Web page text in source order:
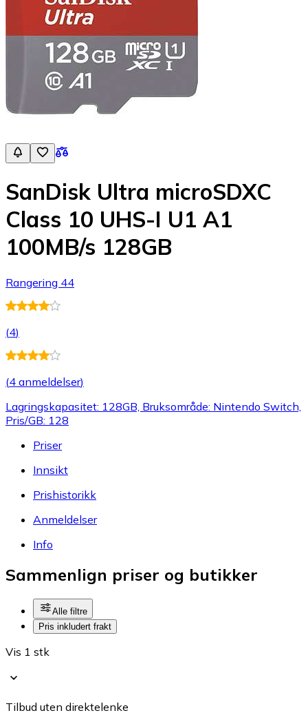
SanDisk Ultra microSDXC
Class 10 UHS-I U1 A1
100MB/s 128GB
Rangering 44
(4)
(4 anmeldelser)
Lagringskapasitet: 128GB, Bruksområde: Nintendo Switch,
Pris/GB: 128
Priser
Innsikt
Prishistorikk
Anmeldelser
Info
Sammenlign priser og butikker
Alle filtre
Pris inkludert frakt
Vis 1 stk
Tilbud uten direktelenke